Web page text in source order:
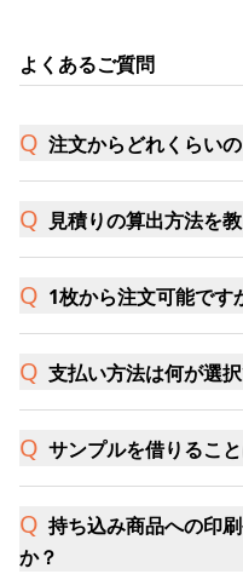
よくあるご質問
注文からどれくらい
見積りの算出方法を
1枚から注文可能です
支払い方法は何が選
サンプルを借りるこ
持ち込み商品への印
か？